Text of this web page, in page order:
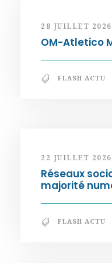
28 JUILLET 2026
OM-Atletico
FLASH ACTU
22 JUILLET 2026
Réseaux
majorité
FLASH ACTU